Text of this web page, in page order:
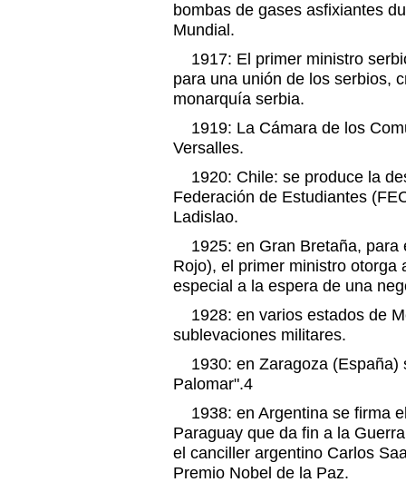
bombas de gases asfixiantes
Mundial.
1917: El primer ministro
para una unión de los serbios,
monarquía serbia.
1919: La Cámara de los
Versalles.
1920: Chile: se produce la
Federación de Estudiantes
Ladislao.
1925: en Gran Bretaña, para
Rojo), el primer ministro otorga
especial a la espera de una
1928: en varios estados de
sublevaciones militares.
1930: en Zaragoza (España)
Palomar".4
1938: en Argentina se firma
Paraguay que da fin a la
el canciller argentino Carlos
Premio Nobel de la Paz.